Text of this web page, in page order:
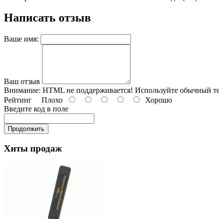
Написать отзыв
Ваше имя:
Ваш отзыв
Внимание: HTML не поддерживается! Используйте обычный
Рейтинг Плохо
Хорошо
Введите код в поле
Продолжить
Хиты продаж